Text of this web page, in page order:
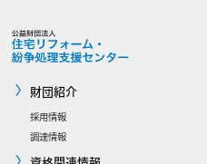
財団紹介
採用情報
調達情報